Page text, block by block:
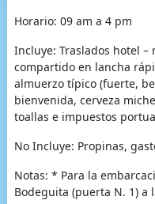
Horario: 09 am a 4 pm
Incluye: Traslados hotel
compartido en lancha
almuerzo típico (fuerte,
bienvenida, cerveza
toallas e impuestos
No Incluye: Propinas,
Notas: * Para la
Bodeguita (puerta N. 1) a